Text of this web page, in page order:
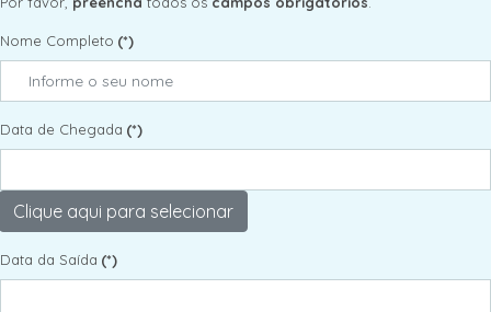
Nome Completo (*)
Data de Chegada (*)
Data da Saída (*)